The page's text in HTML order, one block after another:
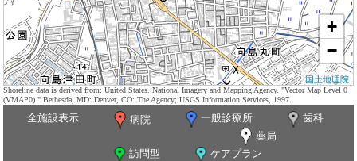
+
−
国土地理院
Shoreline data is derived from: United States. National Imagery and Mapping Agency. "Vector Map Level 0
(VMAP0)." Bethesda, MD: Denver, CO: The Agency; USGS Information Services, 1997.
全施設表示 病院 一般診療所
歯科
薬局
訪問型
ケアプラン